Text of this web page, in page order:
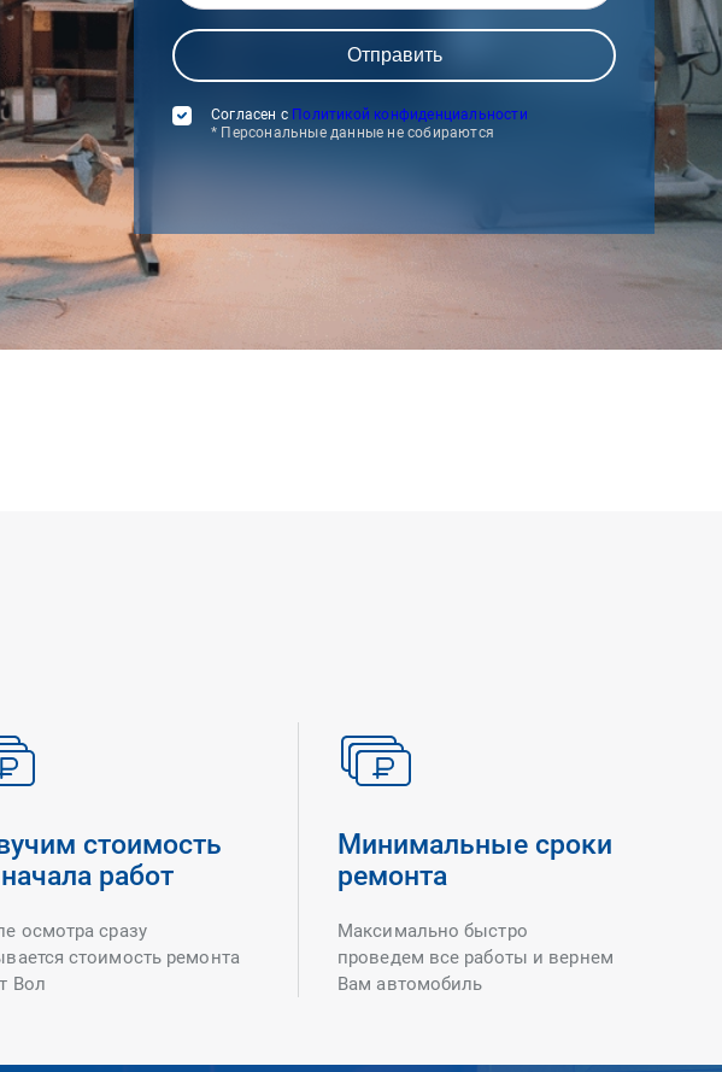
Согласен с Политикой конфиденциальности
* Персональные данные не собираются
стоимость
работ
осмотра сразу
стоимость ремонта
Вол
Минимальные сроки
ремонта
Максимально быстро
проведем все работы и вернем
Вам автомобиль